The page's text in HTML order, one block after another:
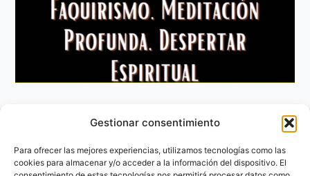
Gestionar consentimiento
Para ofrecer las mejores experiencias, utilizamos tecnologías como las
cookies para almacenar y/o acceder a la información del dispositivo. El
Aviso Legal
Política de privacidad
Política de Cookies